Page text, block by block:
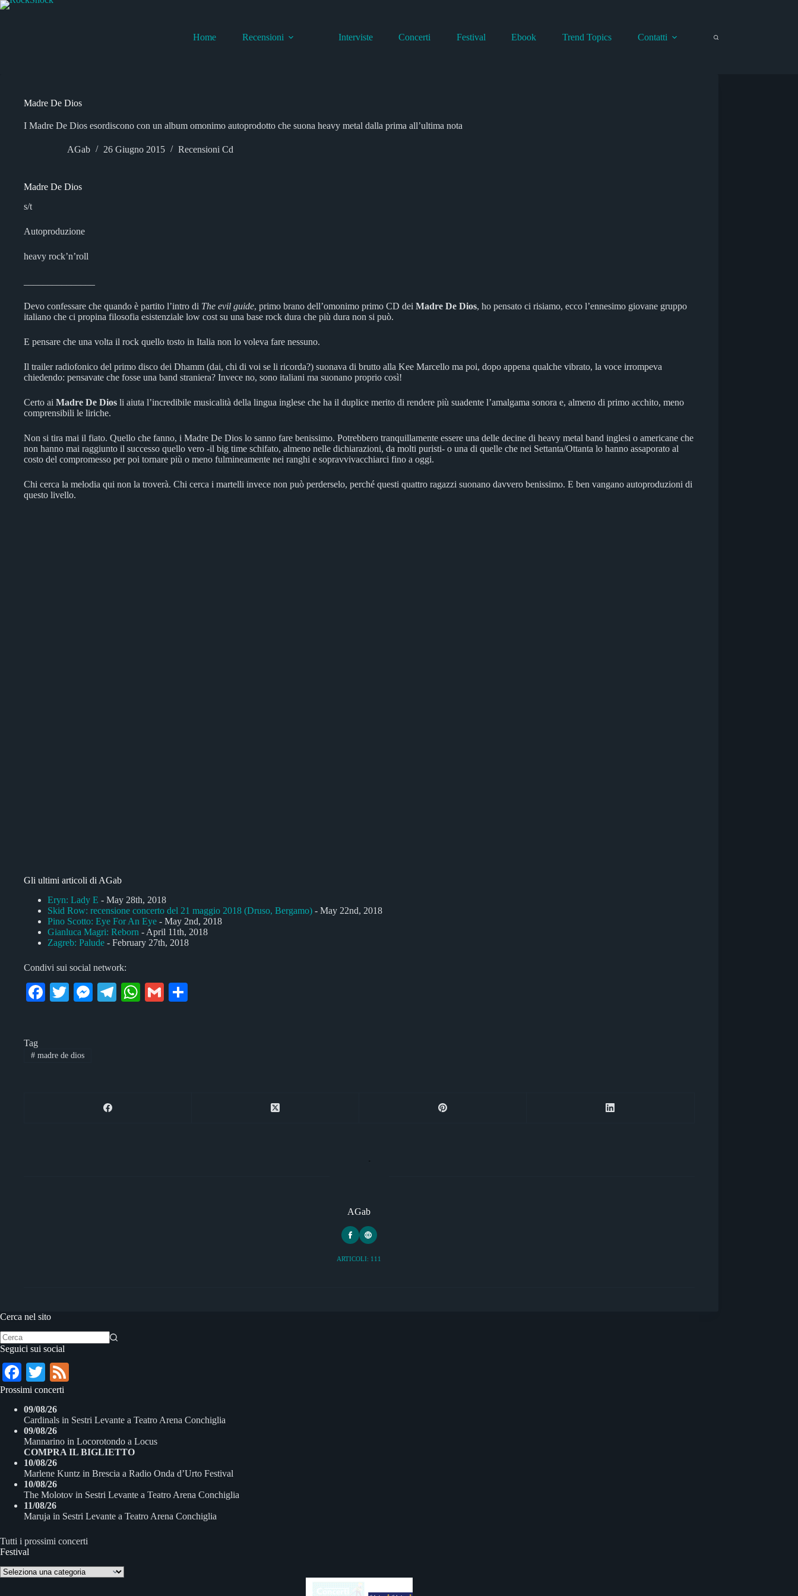
Salta
Home
Recensioni Interviste Concerti Festival Ebook Trend Topics Contatti
Madre De Dios
I Madre De Dios esordiscono con un album omonimo autoprodotto che suona heavy metal dalla prima all’ultima nota
AGab 26 Giugno 2015 Recensioni Cd
Madre De Dios
s/t
Autoproduzione
heavy rock’n’roll
Devo confessare che quando è partito l’intro di The evil guide, primo brano dell’omonimo primo CD dei Madre De Dios, ho pensato ci risiamo, ecco l’ennesimo giovane gruppo
italiano che ci propina filosofia esistenziale low cost su una base rock dura che più dura non si può.
E pensare che una volta il rock quello tosto in Italia non lo voleva fare nessuno.
Il trailer radiofonico del primo disco dei Dhamm (dai, chi di voi se li ricorda?) suonava di brutto alla Kee Marcello ma poi, dopo appena qualche vibrato, la voce irrompeva
chiedendo: pensavate che fosse una band straniera? Invece no, sono italiani ma suonano proprio così!
Certo ai Madre De Dios li aiuta l’incredibile musicalità della lingua inglese che ha il duplice merito di rendere più suadente l’amalgama sonora e, almeno di primo acchito, meno
comprensibili le liriche.
Non si tira mai il fiato. Quello che fanno, i Madre De Dios lo sanno fare benissimo. Potrebbero tranquillamente essere una delle decine di heavy metal band inglesi o americane che
non hanno mai raggiunto il successo quello vero -il big time schifato, almeno nelle dichiarazioni, da molti puristi- o una di quelle che nei Settanta/Ottanta lo hanno assaporato al
costo del compromesso per poi tornare più o meno fulmineamente nei ranghi e sopravvivacchiarci fino a oggi.
Chi cerca la melodia qui non la troverà. Chi cerca i martelli invece non può perderselo, perché questi quattro ragazzi suonano davvero benissimo. E ben vangano autoproduzioni di
questo livello.
Gli ultimi articoli di AGab
Eryn: Lady E - May 28th, 2018
Skid Row: recensione concerto del 21 maggio 2018 (Druso, Bergamo) - May 22nd, 2018
Pino Scotto: Eye For An Eye - May 2nd, 2018
Gianluca Magri: Reborn - April 11th, 2018
Zagreb: Palude - February 27th, 2018
Condivi sui social network:
Fa
ok
T
r
M Te W G
Tag
#madre de dios
AGab
ARTICOLI: 111
Cerca nel sito
Nessun
Seguici sui social
Fa
ce
bo
ok
T
wi
tte
r
Prossimi concerti
09/08/26
Cardinals in Sestri Levante a Teatro Arena Conchiglia
09/08/26
Mannarino in Locorotondo a Locus
COMPRA IL BIGLIETTO
10/08/26
Marlene Kuntz in Brescia a Radio Onda d’Urto Festival
10/08/26
The Molotov in Sestri Levante a Teatro Arena Conchiglia
11/08/26
Maruja in Sestri Levante a Teatro Arena Conchiglia
Tutti i prossimi concerti
Festival